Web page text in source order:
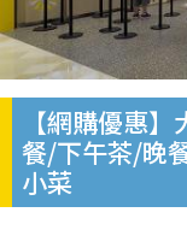
【網購優惠
餐/下午茶/晚
小菜